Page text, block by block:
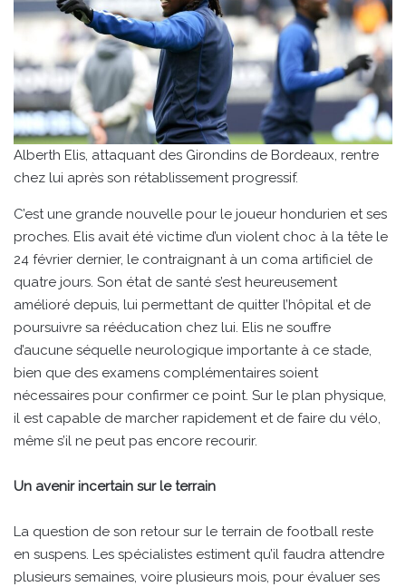
Alberth Elis, attaquant des Girondins de Bordeaux, rentre
chez lui après son rétablissement progressif.
C’est une grande nouvelle pour le joueur hondurien et ses
proches. Elis avait été victime d’un violent choc à la tête le
24 février dernier, le contraignant à un coma artificiel de
quatre jours. Son état de santé s’est heureusement
amélioré depuis, lui permettant de quitter l’hôpital et de
poursuivre sa rééducation chez lui. Elis ne souffre
d’aucune séquelle neurologique importante à ce stade,
bien que des examens complémentaires soient
nécessaires pour confirmer ce point. Sur le plan physique,
il est capable de marcher rapidement et de faire du vélo,
même s’il ne peut pas encore recourir.
Un avenir incertain sur le terrain
La question de son retour sur le terrain de football reste
en suspens. Les spécialistes estiment qu’il faudra attendre
plusieurs semaines, voire plusieurs mois, pour évaluer ses